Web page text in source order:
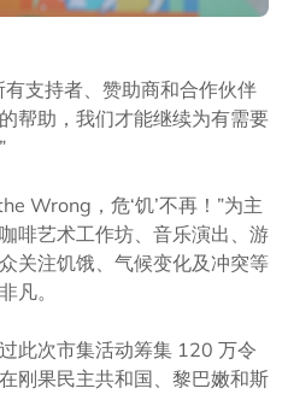
支持者、赞助商和合作伙伴
帮助，我们才能继续为有需要
Wrong，危‘饥’不再！”为主
啡艺术工作坊、音乐演出、游
关注饥饿、气候变化及冲突等
凡。
此次市集活动筹集 120 万令
刚果民主共和国、黎巴嫩和斯